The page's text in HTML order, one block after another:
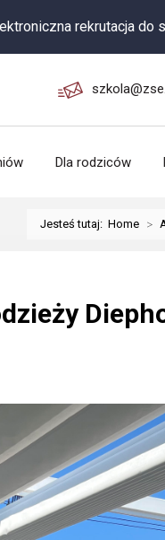
rekrutacja do szkoły
Dla rodziców
Jesteś tutaj: Home >